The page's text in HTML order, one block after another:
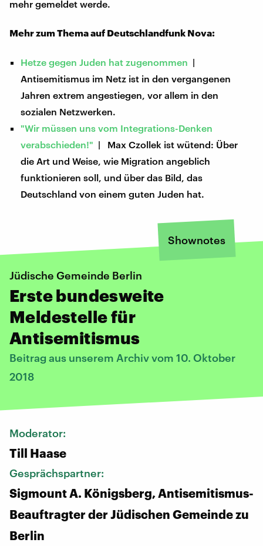
mehr gemeldet werde.
Mehr zum Thema auf Deutschlandfunk Nova:
Hetze gegen Juden hat zugenommen |
Antisemitismus im Netz ist in den vergangenen
Jahren extrem angestiegen, vor allem in den
sozialen Netzwerken.
"Wir müssen uns vom Integrations-Denken
verabschieden!" | Max Czollek ist wütend: Über
die Art und Weise, wie Migration angeblich
funktionieren soll, und über das Bild, das
Deutschland von einem guten Juden hat.
Shownotes
Jüdische Gemeinde Berlin
Erste bundesweite
Meldestelle für
Antisemitismus
Beitrag aus unserem Archiv vom 10. Oktober
2018
Moderator:
Till Haase
Gesprächspartner:
Sigmount A. Königsberg, Antisemitismus-
Beauftragter der Jüdischen Gemeinde zu
Berlin